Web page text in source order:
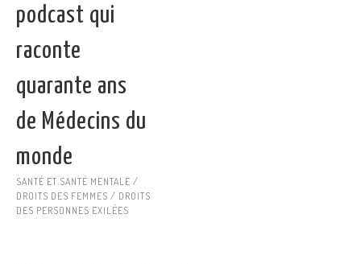
podcast qui
raconte
quarante ans
de Médecins du
monde
SANTÉ ET SANTÉ MENTALE /
DROITS DES FEMMES / DROITS
DES PERSONNES EXILÉES